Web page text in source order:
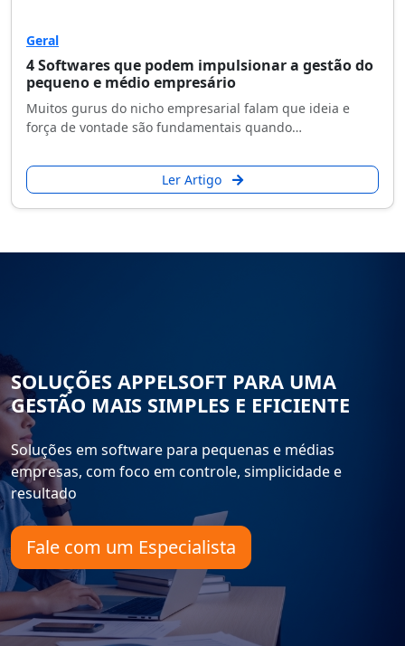
Geral
4 Softwares que podem impulsionar a gestão do
pequeno e médio empresário
Muitos gurus do nicho empresarial falam que ideia e
força de vontade são fundamentais quando…
Ler Artigo
SOLUÇÕES APPELSOFT PARA UMA
GESTÃO MAIS SIMPLES E EFICIENTE
Soluções em software para pequenas e médias
empresas, com foco em controle, simplicidade e
resultado
Fale com um Especialista